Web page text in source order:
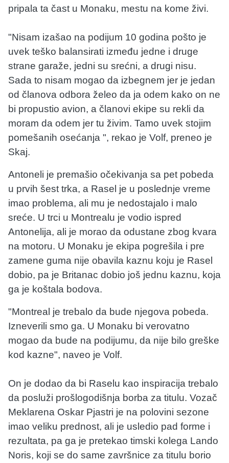
pripala ta čast u Monaku, mestu na kome živi.
"Nisam izašao na podijum 10 godina pošto je
uvek teško balansirati između jedne i druge
strane garaže, jedni su srećni, a drugi nisu.
Sada to nisam mogao da izbegnem jer je jedan
od članova odbora želeo da ja odem kako on ne
bi propustio avion, a članovi ekipe su rekli da
moram da odem jer tu živim. Tamo uvek stojim
pomešanih osećanja ", rekao je Volf, preneo je
Skaj.
Antoneli je premašio očekivanja sa pet pobeda
u prvih šest trka, a Rasel je u poslednje vreme
imao problema, ali mu je nedostajalo i malo
sreće. U trci u Montrealu je vodio ispred
Antonelija, ali je morao da odustane zbog kvara
na motoru. U Monaku je ekipa pogrešila i pre
zamene guma nije obavila kaznu koju je Rasel
dobio, pa je Britanac dobio još jednu kaznu, koja
ga je koštala bodova.
"Montreal je trebalo da bude njegova pobeda.
Izneverili smo ga. U Monaku bi verovatno
mogao da bude na podijumu, da nije bilo greške
kod kazne", naveo je Volf.
On je dodao da bi Raselu kao inspiracija trebalo
da posluži prošlogodišnja borba za titulu. Vozač
Meklarena Oskar Pjastri je na polovini sezone
imao veliku prednost, ali je usledio pad forme i
rezultata, pa ga je pretekao timski kolega Lando
Noris, koji se do same završnice za titulu borio